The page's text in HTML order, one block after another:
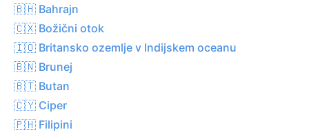
🇧🇭 Bahrajn
🇨🇽 Božični otok
🇮🇴 Britansko ozemlje v Indijskem oceanu
🇧🇳 Brunej
🇧🇹 Butan
🇨🇾 Ciper
🇵🇭 Filipini